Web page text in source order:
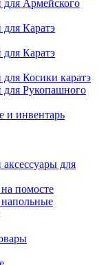
Армейского
Каратэ
Каратэ
Косики каратэ
Рукопашного
и инвентарь
для
помосте